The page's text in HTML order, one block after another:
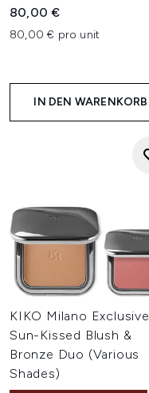
80,00 €
80,00 € pro unit
IN DEN WARENKORB
KIKO Milano Exclusive
Sun-Kissed Blush &
Bronze Duo (Various
Shades)